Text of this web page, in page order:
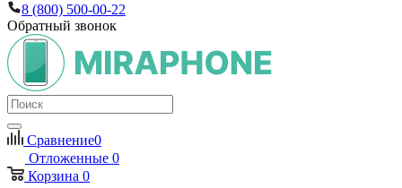
8 (800) 500-00-22
Обратный звонок
Сравнение0
Отложенные 0
Корзина 0